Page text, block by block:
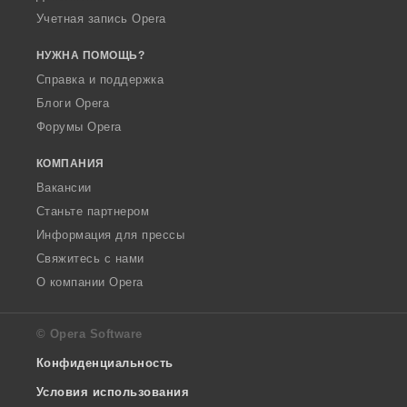
Учетная запись Opera
НУЖНА ПОМОЩЬ?
Справка и поддержка
Блоги Opera
Форумы Opera
КОМПАНИЯ
Вакансии
Станьте партнером
Информация для прессы
Свяжитесь с нами
О компании Opera
© Opera Software
Конфиденциальность
Условия использования